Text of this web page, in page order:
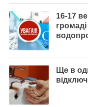
16-17
Ще в